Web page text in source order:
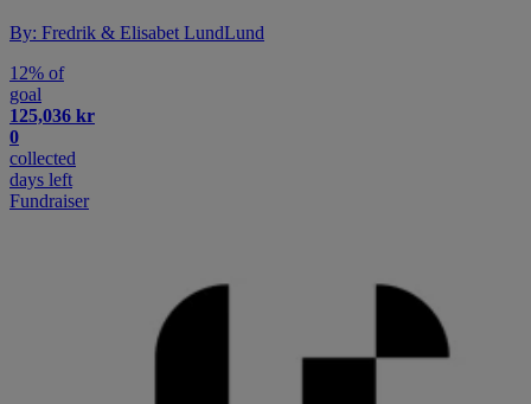
By: Fredrik & Elisabet LundLund
12% of
goal
125,036 kr
0
collected
days left
Fundraiser